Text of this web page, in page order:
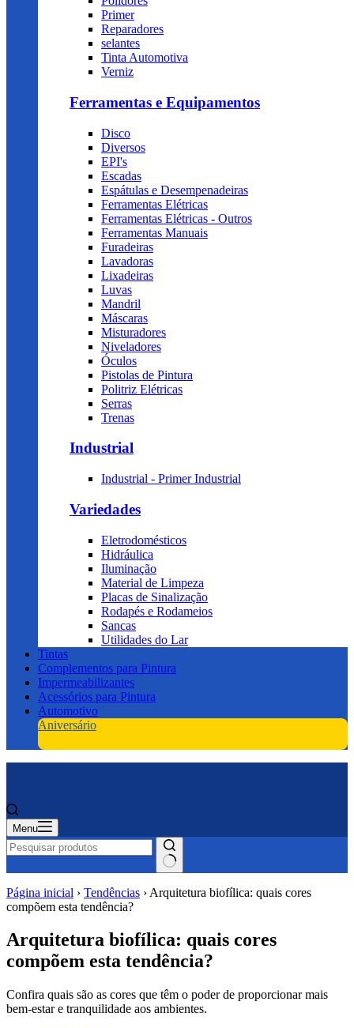
Primer
Reparadores
selantes
Tinta Automotiva
Verniz
Ferramentas e Equipamentos
Disco
Diversos
EPI's
Escadas
Espátulas e Desempenadeiras
Ferramentas Elétricas
Ferramentas Elétricas - Outros
Ferramentas Manuais
Furadeiras
Lavadoras
Lixadeiras
Luvas
Mandril
Máscaras
Misturadores
Niveladores
Óculos
Pistolas de Pintura
Politriz Elétricas
Serras
Trenas
Industrial
Industrial - Primer Industrial
Variedades
Eletrodomésticos
Hidráulica
Iluminação
Material de Limpeza
Placas de Sinalização
Rodapés e Rodameios
Sancas
Utilidades do Lar
Tintas
Complementos para Pintura
Impermeabilizantes
Acessórios para Pintura
Automotivo
Aniversário
Menu
Página inicial › Tendências › Arquitetura biofílica: quais cores
compõem esta tendência?
Arquitetura biofílica: quais cores
compõem esta tendência?
Confira quais são as cores que têm o poder de proporcionar mais
bem-estar e tranquilidade aos ambientes.